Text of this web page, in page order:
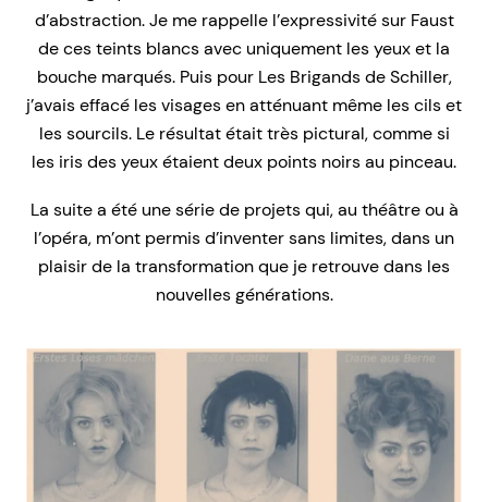
d’abstraction. Je me rappelle l’expressivité sur Faust
de ces teints blancs avec uniquement les yeux et la
bouche marqués. Puis pour Les Brigandsde Schiller,
j’avais effacé les visages en atténuant même les cils et
les sourcils. Le résultat était très pictural, comme si
les iris des yeux étaient deux points noirs au pinceau.
La suite a été une série de projets qui, au théâtre ou à
l’opéra, m’ont permis d’inventer sans limites, dans un
plaisir de la transformation que je retrouve dans les
nouvelles générations.